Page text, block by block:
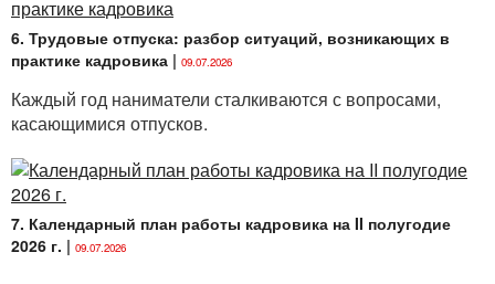
6. Трудовые отпуска: разбор ситуаций, возникающих в
практике кадровика | 09.07.2026
Каждый год наниматели сталкиваются с вопросами,
касающимися отпусков.
7. Календарный план работы кадровика на II полугодие
2026 г. | 09.07.2026